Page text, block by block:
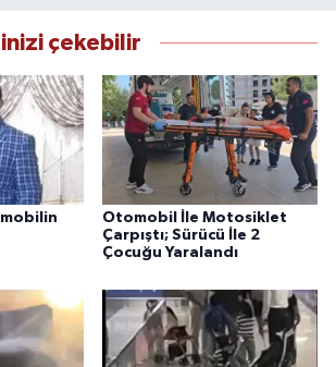
çekebilir
Otomobil İle Motosiklet
Çarpıştı; Sürücü İle 2
Çocuğu Yaralandı